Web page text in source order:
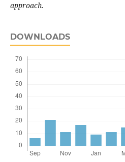
approach.
DOWNLOADS